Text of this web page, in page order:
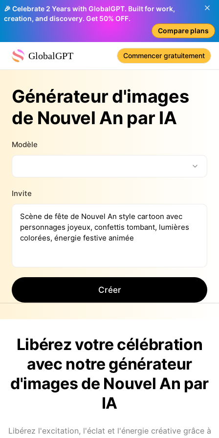
🎉 Celebrate 2 Years with GlobalGPT. Built for work,
creation, and discovery. Get 50% OFF.
Compare plans
GlobalGPT Commencer gratuitement
Générateur d'images
de Nouvel An par IA
Modèle
Invite
Créer
Libérez votre célébration
avec notre générateur
d'images de Nouvel An par
IA
Libérez l'excitation, l'éclat et l'énergie créative grâce à